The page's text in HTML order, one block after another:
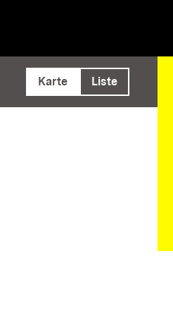
ausführen
Karte Liste